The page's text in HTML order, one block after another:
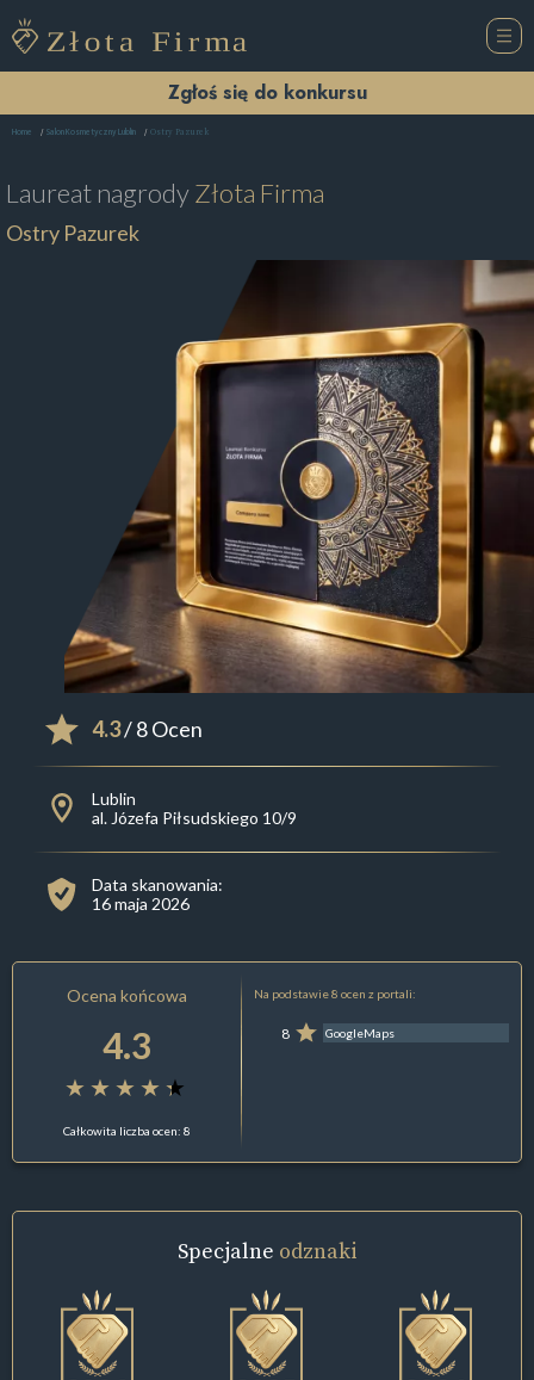
Zgłoś się do konkursu
Home Salon Kosmetyczny Lublin Ostry Pazurek
Laureat nagrodyZłota Firma
Ostry Pazurek
4.3/ 8 Ocen
Lublin
al. Józefa Piłsudskiego 10/9
Data skanowania:
16 maja 2026
Ocena końcowa
4.3
Całkowita liczba ocen: 8
Na podstawie 8 ocen z portali:
8 GoogleMaps
Specjalne odznaki